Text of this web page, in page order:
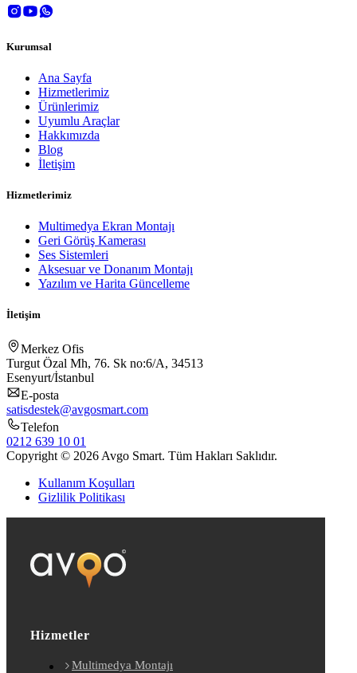
Kurumsal
Ana Sayfa
Hizmetlerimiz
Ürünlerimiz
Uyumlu Araçlar
Hakkımızda
Blog
İletişim
Hizmetlerimiz
Multimedya Ekran Montajı
Geri Görüş Kamerası
Ses Sistemleri
Aksesuar ve Donanım Montajı
Yazılım ve Harita Güncelleme
İletişim
Merkez Ofis
Turgut Özal Mh, 76. Sk no:6/A, 34513
Esenyurt/İstanbul
E-posta
satisdestek@avgosmart.com
Telefon
0212 639 10 01
Copyright © 2026 Avgo Smart. Tüm Hakları Saklıdır.
Kullanım Koşulları
Gizlilik Politikası
Hizmetler
Multimedya Montajı